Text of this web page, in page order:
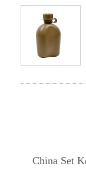
China Set